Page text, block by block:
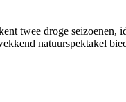
twee droge seizoenen,
natuurspektakel